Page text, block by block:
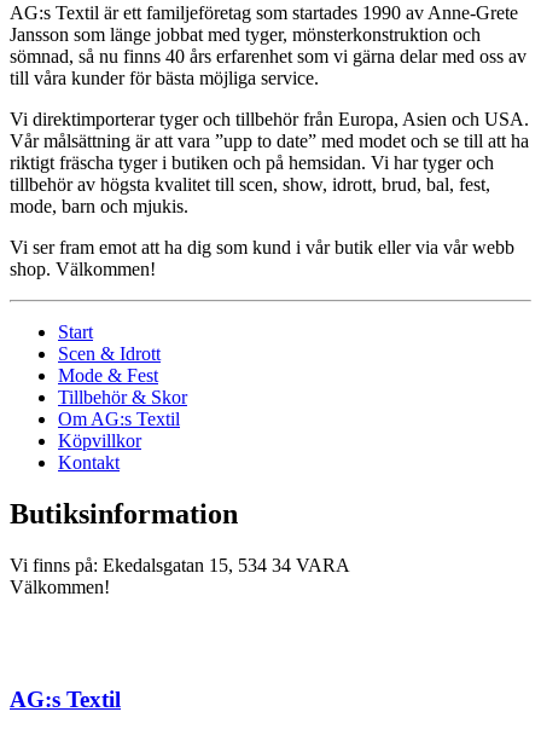
AG:s Textil är ett familjeföretag som startades 1990 av Anne-Grete
Jansson som länge jobbat med tyger, mönsterkonstruktion och
sömnad, så nu finns 40 års erfarenhet som vi gärna delar med oss av
till våra kunder för bästa möjliga service.
Vi direktimporterar tyger och tillbehör från Europa, Asien och USA.
Vår målsättning är att vara ”upp to date” med modet och se till att ha
riktigt fräscha tyger i butiken och på hemsidan. Vi har tyger och
tillbehör av högsta kvalitet till scen, show, idrott, brud, bal, fest,
mode, barn och mjukis.
Vi ser fram emot att ha dig som kund i vår butik eller via vår webb
shop. Välkommen!
Start
Scen & Idrott
Mode & Fest
Tillbehör & Skor
Om AG:s Textil
Köpvillkor
Kontakt
Butiksinformation
Vi finns på: Ekedalsgatan 15, 534 34 VARA
Välkommen!
AG:s Textil